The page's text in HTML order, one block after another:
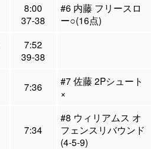
8:00
37-38
#6 内藤 フリースロ
ー○(16点)
7:52
39-38
7:36
#7 佐藤 2Pシュート
×
7:34
#8 ウィリアムス オ
フェンスリバウンド
(4-5-9)